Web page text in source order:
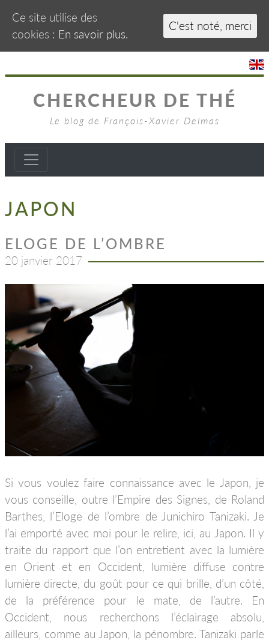
CHERCHEUR DE THÉ
Le blog de François-Xavier Delmas
JAPON
ELOGE DE L’OMBRE
20 janvier 2017
Si vous voulez faire connaissance avec le Japon, je
vous conseille, outre l’Empire des Signes, de Roland
Barthes, l’Eloge de l’ombre de Junichiro Tanizaki. Je
l’ai emporté avec moi pour le relire, ici, au Japon. Il y
traite du rapport que l’on entretient avec la lumière
en Orient et en Occident, lumière diffuse contre
lumière directe, du goût pour ce qui brille, d’un côté,
de la préférence pour le mate, de l’autre. En
Occident, nous recherchons l’éclairage absolu,
ailleurs, comme au Japon, la pénombre. Tanizaki parle
Ce site utilise des
cookies : En savoir plus.
C'est noté, merci